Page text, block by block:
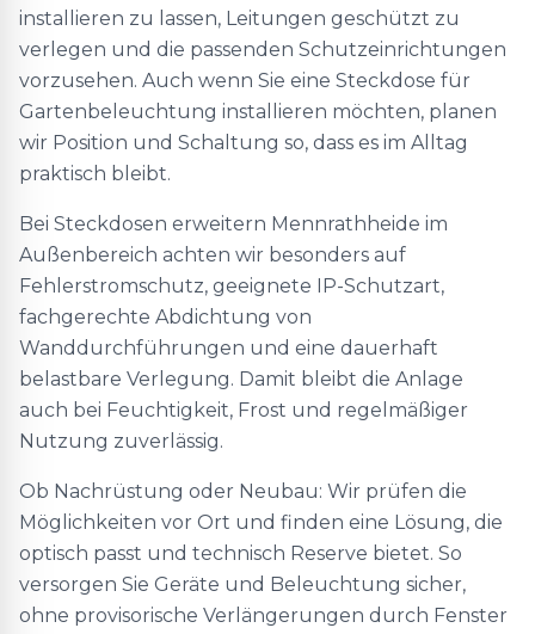
installieren zu lassen, Leitungen geschützt zu
verlegen und die passenden Schutzeinrichtungen
vorzusehen. Auch wenn Sie eine Steckdose für
Gartenbeleuchtung installieren möchten, planen
wir Position und Schaltung so, dass es im Alltag
praktisch bleibt.
Bei Steckdosen erweitern Mennrathheide im
Außenbereich achten wir besonders auf
Fehlerstromschutz, geeignete IP-Schutzart,
fachgerechte Abdichtung von
Wanddurchführungen und eine dauerhaft
belastbare Verlegung. Damit bleibt die Anlage
auch bei Feuchtigkeit, Frost und regelmäßiger
Nutzung zuverlässig.
Ob Nachrüstung oder Neubau: Wir prüfen die
Möglichkeiten vor Ort und finden eine Lösung, die
optisch passt und technisch Reserve bietet. So
versorgen Sie Geräte und Beleuchtung sicher,
ohne provisorische Verlängerungen durch Fenster